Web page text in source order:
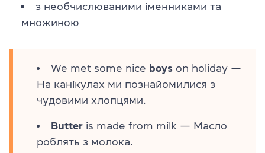
з необчислюваними іменниками та
множиною
We met some nice boys on holiday —
На канікулах ми познайомилися з
чудовими хлопцями.
Butter is made from milk — Масло
роблять з молока.